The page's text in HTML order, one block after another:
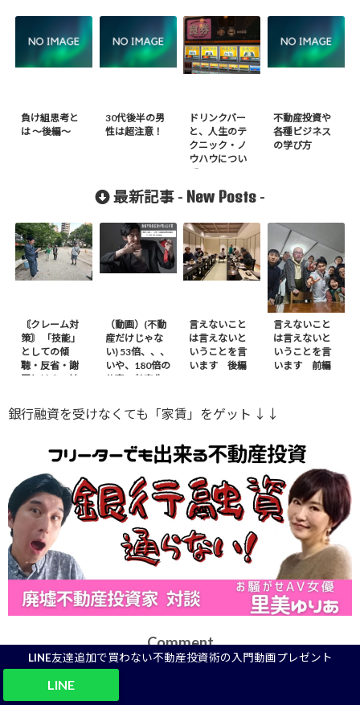
LINE友達追加で買わない不動産投資術の入門動画プレゼント
LINE
負け組思考と
は ～後編～
30代後半の男
性は超注意！
ドリンクバー
と、人生のテ
クニック・ノ
ウハウについ
て
不動産投資や
各種ビジネス
の学び方
最新記事 - New Posts -
〘クレーム対
策〙 「技能」
としての傾
聴・反省・謝
罪とは？ – 前
（動画）(不動
産だけじゃな
い) 53倍、、、
いや、180倍の
仕事の効率化
言えないこと
は言えないと
いうことを言
います 後編
言えないこと
は言えないと
いうことを言
います 前編
銀行融資を受けなくても「家賃」をゲット ↓↓
Comment
じゅん